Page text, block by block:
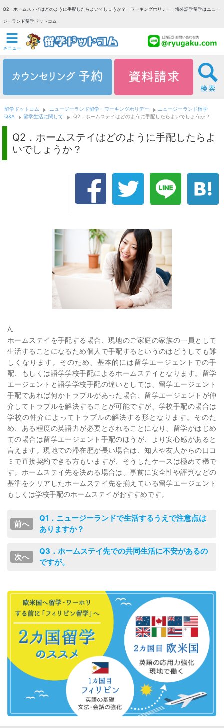
Q2．ホームステイはどのように手配したらよいでしょうか？ | ワーキングホリデー・海外語学留学はニュー
ジーランド留学ドットコム
留学ドットコム ニュージーランド留学・ワーキングホリデー
ニュージーランド留学
Q&A
留学生活に関して Q2．ホームステイはどのように手配したらよいでしょうか？
Q2．ホームステイはどのように手配したらよ
いでしょうか？
A.
ホームステイを手配する場合、現地のご家庭の家族の一員として
生活することになるため個人で手配するというのはどうしても難
しくなります。そのため、基本的には留学エージェントでの手
配、もしくは語学学校手配によるホームステイとなります。留学
エージェントと語学学校手配の違いとしては、留学エージェント
手配であれば何かトラブルがあった場合、留学エージェントが仲
介してトラブルを解決することが可能ですが、学校手配の場合は
学校の仲介によってトラブルの解決する形となります。そのた
め、ある程度の英語力が必要とされることになり、留学がはじめ
ての場合は留学エージェント手配のほうが、より安心感があると
言えます。現地での滞在歴が長い場合は、知人や友人からの口コ
ミで直接契約できる方もいますが、そうしたケースは極めて稀で
す。ホームステイ先を決める場合は、事前に安全性や評判などの
基準をクリアしたホームステイ先を揃えている留学エージェント
もしくは学校手配のホームステイがおすすめです。
Q1．ニュージーランドで生活するうえで注意点は
ありますか？
Q3．ホームステイ先での共同生活に不安があるの
ですが。